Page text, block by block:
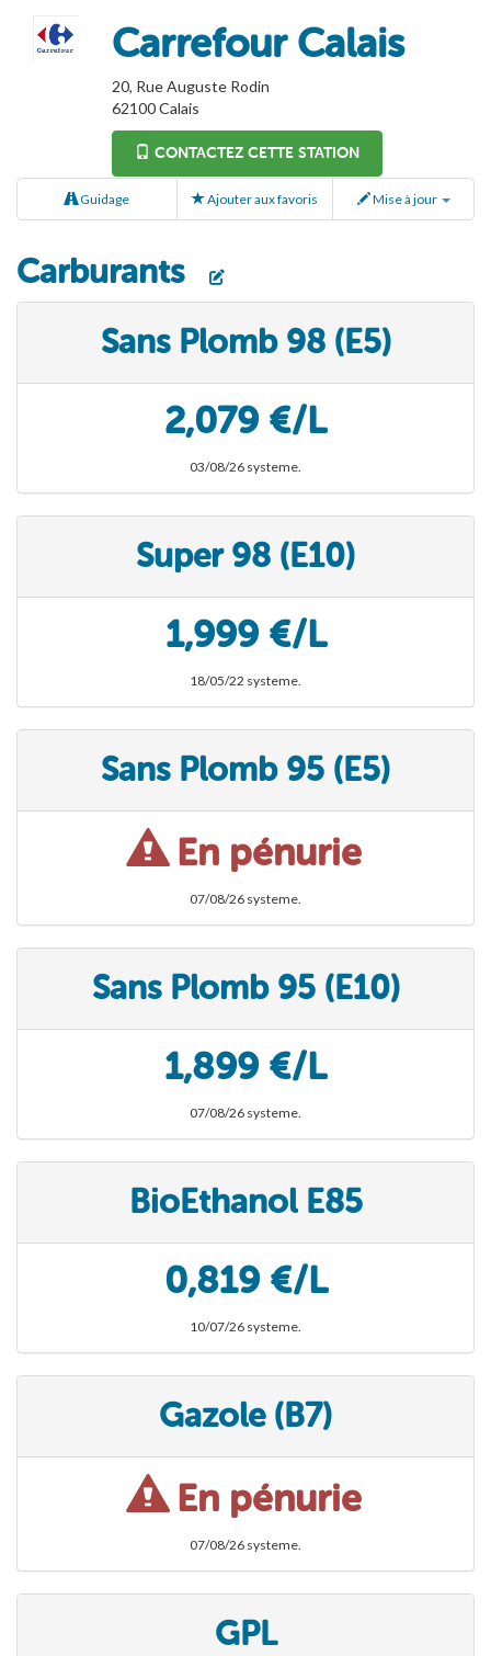
Carrefour Calais
20, Rue Auguste Rodin
62100Calais
CONTACTEZ CETTE STATION
Guidage Ajouter aux favoris Mise à jour
Carburants
Sans Plomb 98 (E5)
2,079 €/L
03/08/26 systeme.
Super 98 (E10)
1,999 €/L
18/05/22 systeme.
Sans Plomb 95 (E5)
En pénurie
07/08/26 systeme.
Sans Plomb 95 (E10)
1,899 €/L
07/08/26 systeme.
BioEthanol E85
0,819 €/L
10/07/26 systeme.
Gazole (B7)
En pénurie
07/08/26 systeme.
GPL